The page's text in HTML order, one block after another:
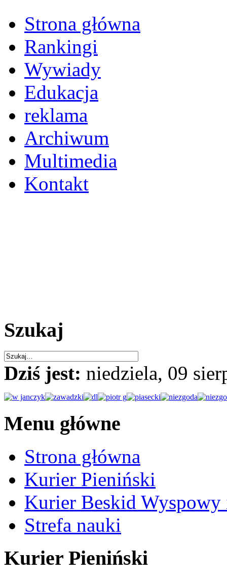
Strona główna
Rankingi
Wywiady
Edukacja
reklama
Archiwum
Multimedia
Kontakt
Szukaj
Dziś jest: niedziela, 09
Menu główne
Strona główna
Kurier Pieniński
Kurier Beskid Wyspowy
Strefa nauki
Kurier Pieniński